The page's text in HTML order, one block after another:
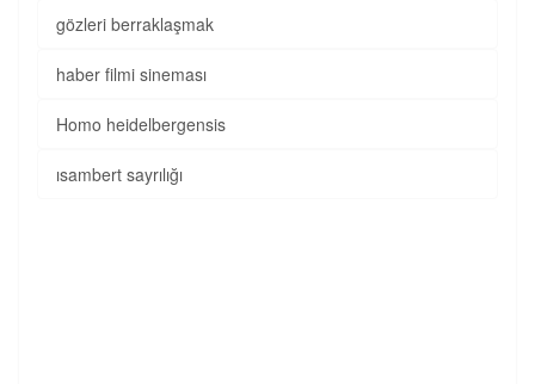
gözleri berraklaşmak
haber filmi sineması
Homo heidelbergensis
ısambert sayrılığı